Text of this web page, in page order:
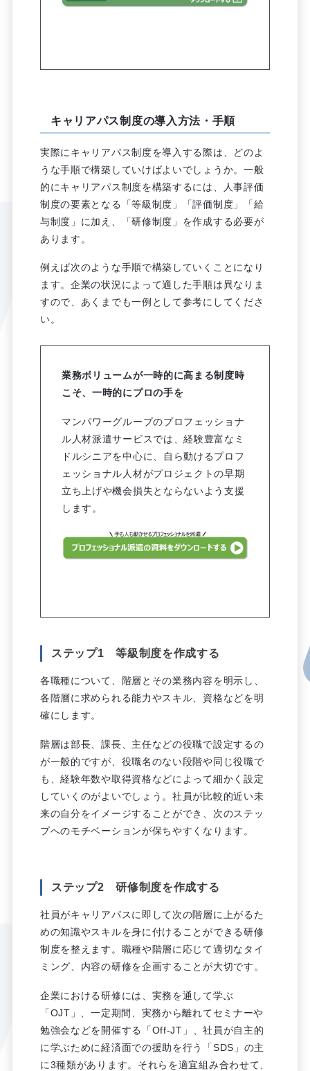
キャリアパス制度の導入方法・手順
実際にキャリアパス制度を導入する際は、どのよ
うな手順で構築していけばよいでしょうか。一般
的にキャリアパス制度を構築するには、人事評価
制度の要素となる「等級制度」「評価制度」「給
与制度」に加え、「研修制度」を作成する必要が
あります。
例えば次のような手順で構築していくことになり
ます。企業の状況によって適した手順は異なりま
すので、あくまでも一例として参考にしてくださ
い。
業務ボリュームが一時的に高まる制度時
こそ、一時的にプロの手を
マンパワーグループのプロフェッショナ
ル人材派遣サービスでは、経験豊富なミ
ドルシニアを中心に、自ら動けるプロフ
ェッショナル人材がプロジェクトの早期
立ち上げや機会損失とならないよう支援
します。
ステップ1 等級制度を作成する
各職種について、階層とその業務内容を明示し、
各階層に求められる能力やスキル、資格などを明
確にします。
階層は部長、課長、主任などの役職で設定するの
が一般的ですが、役職名のない段階や同じ役職で
も、経験年数や取得資格などによって細かく設定
していくのがよいでしょう。社員が比較的近い未
来の自分をイメージすることができ、次のステッ
プへのモチベーションが保ちやすくなります。
ステップ2 研修制度を作成する
社員がキャリアパスに即して次の階層に上がるた
めの知識やスキルを身に付けることができる研修
制度を整えます。職種や階層に応じて適切なタイ
ミング、内容の研修を企画することが大切です。
企業における研修には、実務を通して学ぶ
「OJT」、一定期間、実務から離れてセミナーや
勉強会などを開催する「Off-JT」、社員が自主的
に学ぶために経済面での援助を行う「SDS」の主
に3種類があります。それらを適宜組み合わせて、